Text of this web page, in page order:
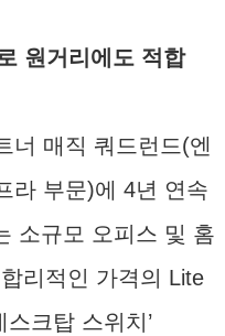
원거리에도 적합
너 매직 쿼드런드(엔
라 부문)에 4년 연속
소규모 오피스 및 홈
리적인 가격의 Lite
크탑 스위치’